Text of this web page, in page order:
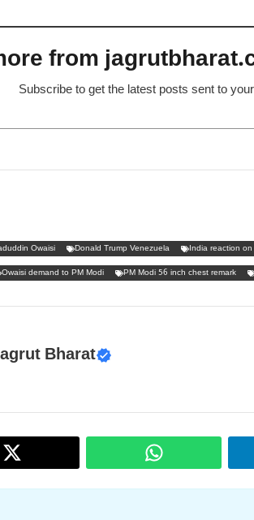
from
Subscribe to get the latest posts sent to
Owaisi Donald Trump Venezuela India reaction
Owaisi demand to PM Modi PM Modi 56 inch chest remark
Bharat